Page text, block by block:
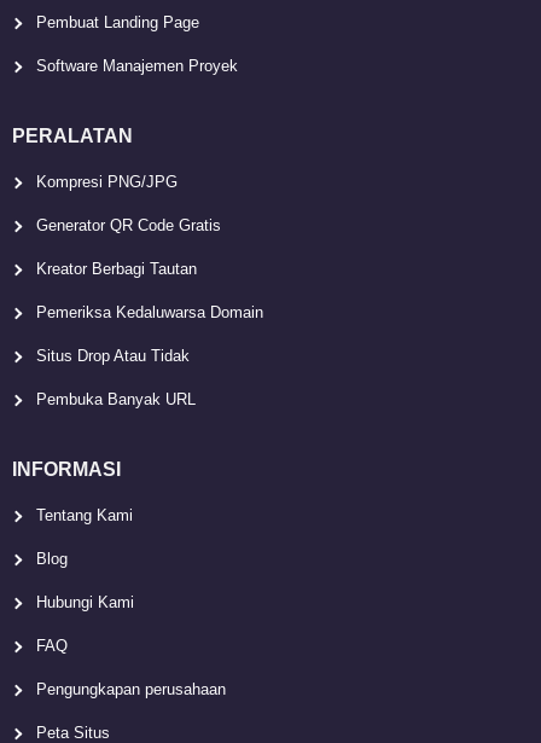
Pembuat Landing Page
Software Manajemen Proyek
PERALATAN
Kompresi PNG/JPG
Generator QR Code Gratis
Kreator Berbagi Tautan
Pemeriksa Kedaluwarsa Domain
Situs Drop Atau Tidak
Pembuka Banyak URL
INFORMASI
Tentang Kami
Blog
Hubungi Kami
FAQ
Pengungkapan perusahaan
Peta Situs